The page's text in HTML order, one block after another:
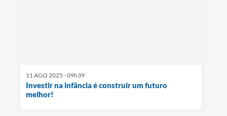
11 AGO 2025 - 09h39
Investir na infância é construir um futuro
melhor!